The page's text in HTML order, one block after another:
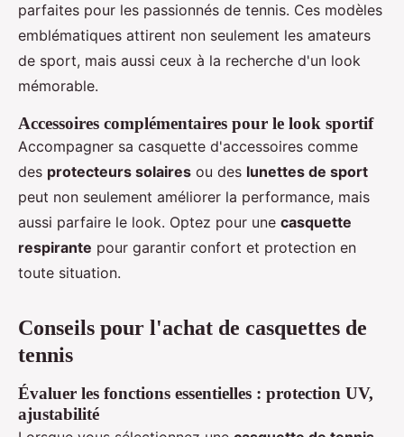
parfaites pour les passionnés de tennis. Ces modèles
emblématiques attirent non seulement les amateurs
de sport, mais aussi ceux à la recherche d'un look
mémorable.
Accessoires complémentaires pour le look sportif
Accompagner sa casquette d'accessoires comme
des protecteurs solaires ou des lunettes de sport
peut non seulement améliorer la performance, mais
aussi parfaire le look. Optez pour une casquette
respirante pour garantir confort et protection en
toute situation.
Conseils pour l'achat de casquettes de
tennis
Évaluer les fonctions essentielles : protection UV,
ajustabilité